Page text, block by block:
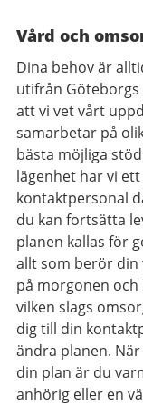
Vård och
Dina behov är
utifrån
att vi vet vårt
samarbetar på
bästa möjliga
lägenhet har vi
kontaktpersonal
du kan fortsätta
planen kallas för
allt som berör din
på morgonen
vilken slags
dig till din
ändra planen.
din plan är du
anhörig eller en